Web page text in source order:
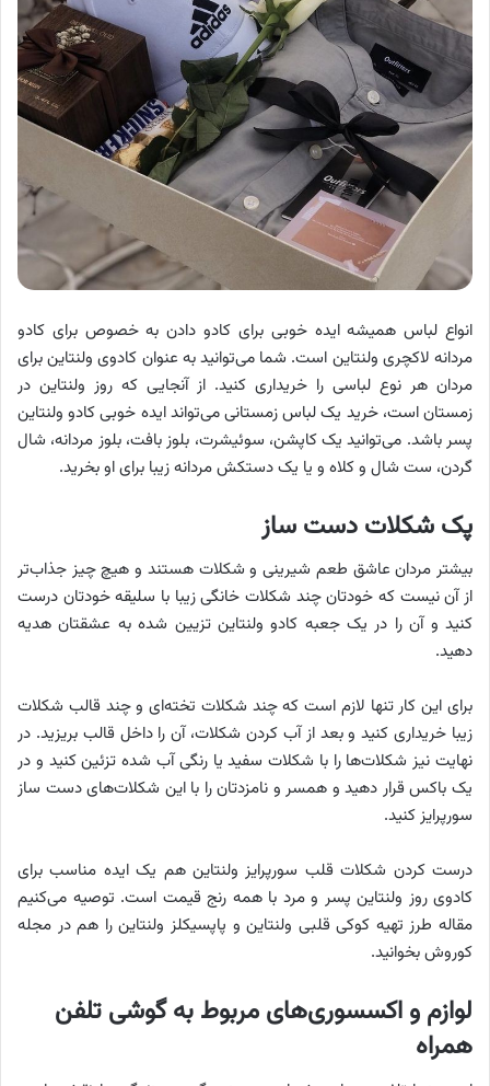
انواع لباس همیشه ایده خوبی برای کادو دادن به خصوص برای کادو
مردانه لاکچری ولنتاین است. شما می‌توانید به عنوان کادوی ولنتاین برای
مردان هر نوع لباسی را خریداری کنید. از آنجایی که روز ولنتاین در
زمستان است، خرید یک لباس زمستانی می‌تواند ایده خوبی کادو ولنتاین
پسر باشد. می‌توانید یک کاپشن، سوئیشرت، بلوز بافت، بلوز مردانه، شال
گردن، ست شال و کلاه و یا یک دستکش مردانه زیبا برای او بخرید.
پک شکلات دست ساز
بیشتر مردان عاشق طعم شیرینی و شکلات هستند و هیچ چیز جذاب‌تر
از آن نیست که خودتان چند شکلات خانگی زیبا با سلیقه خودتان درست
کنید و آن را در یک جعبه کادو ولنتاین تزیین شده به عشقتان هدیه
دهید.
برای این کار تنها لازم است که چند شکلات تخته‌ای و چند قالب شکلات
زیبا خریداری کنید و بعد از آب کردن شکلات، آن را داخل قالب بریزید. در
نهایت نیز شکلات‌ها را با شکلات سفید یا رنگی آب شده تزئین کنید و در
یک باکس قرار دهید و همسر و نامزدتان را با این شکلات‌های دست ساز
سورپرایز کنید.
درست کردن شکلات قلب سورپرایز ولنتاین هم یک ایده مناسب برای
کادوی روز ولنتاین پسر و مرد با همه رنج قیمت است. توصیه می‌کنیم
مقاله طرز تهیه کوکی قلبی ولنتاین و پاپسیکلز ولنتاین را هم در مجله
کوروش بخوانید.
لوازم و اکسسوری‌های مربوط به گوشی تلفن
همراه